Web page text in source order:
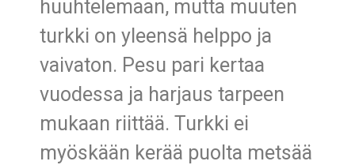
huuhtelemaan, mutta muuten
turkki on yleensä helppo ja
vaivaton. Pesu pari kertaa
vuodessa ja harjaus tarpeen
mukaan riittää. Turkki ei
myöskään kerää puolta metsää